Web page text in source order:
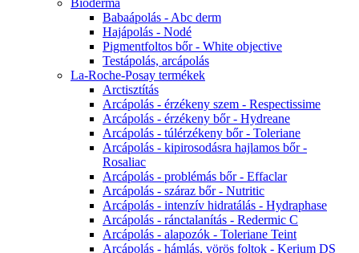
Bioderma
Babaápolás - Abc derm
Hajápolás - Nodé
Pigmentfoltos bőr - White objective
Testápolás, arcápolás
La-Roche-Posay termékek
Arctisztítás
Arcápolás - érzékeny szem - Respectissime
Arcápolás - érzékeny bőr - Hydreane
Arcápolás - túlérzékeny bőr - Toleriane
Arcápolás - kipirosodásra hajlamos bőr -
Rosaliac
Arcápolás - problémás bőr - Effaclar
Arcápolás - száraz bőr - Nutritic
Arcápolás - intenzív hidratálás - Hydraphase
Arcápolás - ránctalanítás - Redermic C
Arcápolás - alapozók - Toleriane Teint
Arcápolás - hámlás, vörös foltok - Kerium DS